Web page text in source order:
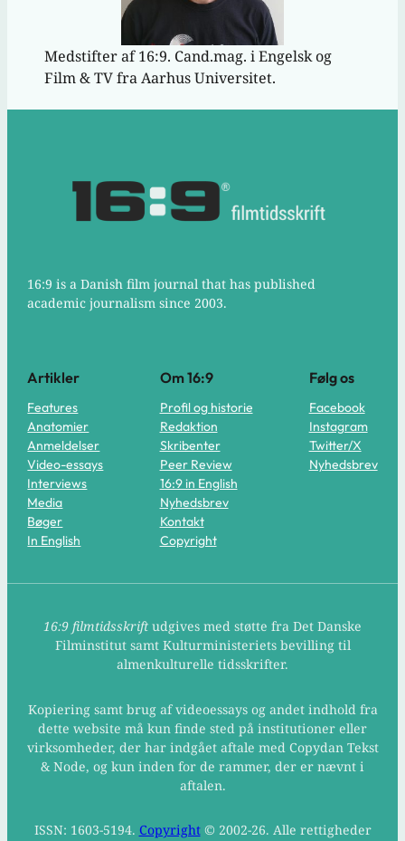
Medstifter af 16:9. Cand.mag. i Engelsk og
Film & TV fra Aarhus Universitet.
16:9 is a Danish film journal that has published
academic journalism since 2003.
Artikler
Features
Anatomier
Anmeldelser
Video-essays
Interviews
Media
Bøger
In English
Om 16:9
Profil og historie
Redaktion
Skribenter
Peer Review
16:9 in English
Nyhedsbrev
Kontakt
Copyright
Følg os
Facebook
Instagram
Twitter/X
Nyhedsbrev
16:9 filmtidsskrift udgives med støtte fra Det Danske
Filminstitut samt Kulturministeriets bevilling til
almenkulturelle tidsskrifter.
Kopiering samt brug af videoessays og andet indhold fra
dette website må kun finde sted på institutioner eller
virksomheder, der har indgået aftale med Copydan Tekst
& Node, og kun inden for de rammer, der er nævnt i
aftalen.
ISSN: 1603-5194. Copyright© 2002-26. Alle rettigheder